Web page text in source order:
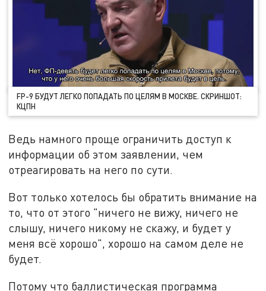
FP-9 БУДУТ ЛЕГКО ПОПАДАТЬ ПО ЦЕЛЯМ В МОСКВЕ. СКРИНШОТ:
КЦПН
Ведь намного проще ограничить доступ к
информации об этом заявлении, чем
отреагировать на него по сути.
Вот только хотелось бы обратить внимание на
то, что от этого "ничего не вижу, ничего не
слышу, ничего никому не скажу, и будет у
меня всё хорошо", хорошо на самом деле не
будет.
Потому что баллистическая программа